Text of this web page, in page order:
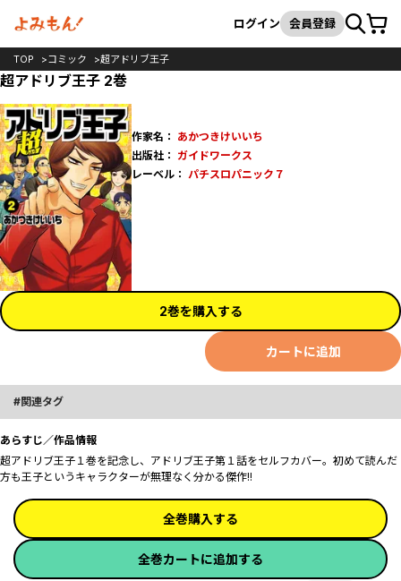
検索
ログイン 会員登録カート
TOP コミック 超アドリブ王子
超アドリブ王子 2巻
作家名： あかつきけいいち
出版社： ガイドワークス
レーベル： パチスロパニック７
2巻を購入する
カートに追加
関連タグ
あらすじ／作品情報
超アドリブ王子１巻を記念し、アドリブ王子第１話をセルフカバー。初めて読んだ
方も王子というキャラクターが無理なく分かる傑作!!
全巻購入する
全巻カートに追加する